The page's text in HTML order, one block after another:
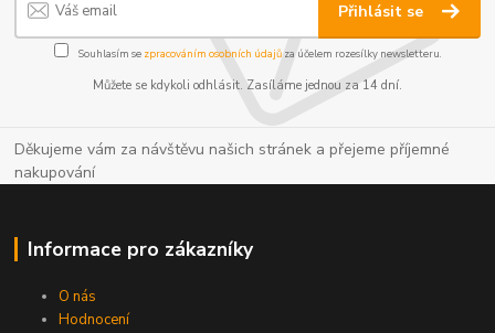
Přihlásit se
Souhlasím se zpracováním osobních údajůza účelem rozesílky newsletteru.
Můžete se kdykoli odhlásit. Zasíláme jednou za 14 dní.
Děkujeme vám za návštěvu našich stránek a přejeme příjemné
nakupování
Informace pro zákazníky
O nás
Hodnocení